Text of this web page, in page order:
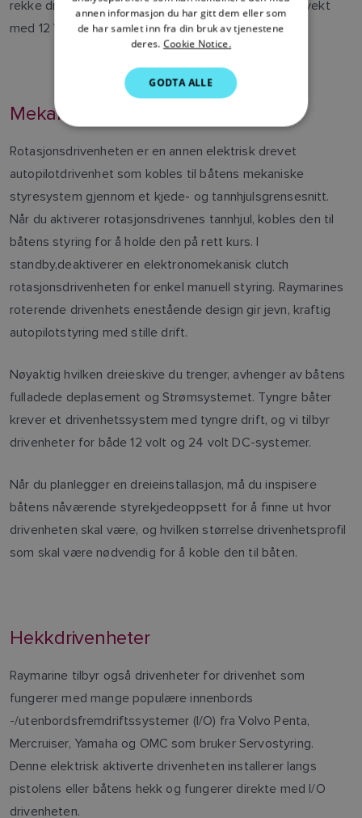
rekke drivenheter som passer båter med forskjellig vekt
med 12 V eller 24 V likestrømssystemer.
Mekaniske roterende drivenheter
Rotasjonsdrivenheten er en annen elektrisk drevet
autopilotdrivenhet som kobles til båtens mekaniske
styresystem gjennom et kjede- og tannhjulsgrensesnitt.
Når du aktiverer rotasjonsdrivenes tannhjul, kobles den til
båtens styring for å holde den på rett kurs. I
standby,deaktiverer en elektronomekanisk clutch
rotasjonsdrivenheten for enkel manuell styring. Raymarines
roterende drivenhets enestående design gir jevn, kraftig
autopilotstyring med stille drift.
Nøyaktig hvilken dreieskive du trenger, avhenger av båtens
fulladede deplasement og Strømsystemet. Tyngre båter
krever et drivenhetssystem med tyngre drift, og vi tilbyr
drivenheter for både 12 volt og 24 volt DC-systemer.
Når du planlegger en dreieinstallasjon, må du inspisere
båtens nåværende styrekjedeoppsett for å finne ut hvor
drivenheten skal være, og hvilken størrelse drivenhetsprofil
som skal være nødvendig for å koble den til båten.
Hekkdrivenheter
Raymarine tilbyr også drivenheter for drivenhet som
fungerer med mange populære innenbords
-/utenbordsfremdriftssystemer (I/O) fra Volvo Penta,
Mercruiser, Yamaha og OMC som bruker Servostyring.
Denne elektrisk aktiverte drivenheten installerer langs
pistolens eller båtens hekk og fungerer direkte med I/O
drivenheten.
SWEDISH
GERMAN
SPANISH
FINNISH
annen informasjon du har gitt dem eller som
de har samlet inn fra din bruk av tjenestene
deres. Cookie Notice.
GODTA ALLE